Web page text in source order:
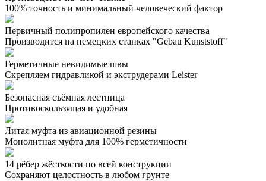
100% точность и минимальный человеческий фактор
Первичный полипропилен европейского качества
Производится на немецких станках "Gebau Kunststoff"
Герметичные невидимые швы
Скрепляем гидравликой и экструдерами Leister
Безопасная съёмная лестница
Противоскользящая и удобная
Литая муфта из авиационной резины
Монолитная муфта для 100% герметичности
14 рёбер жёсткости по всей конструкции
Сохраняют целостность в любом грунте